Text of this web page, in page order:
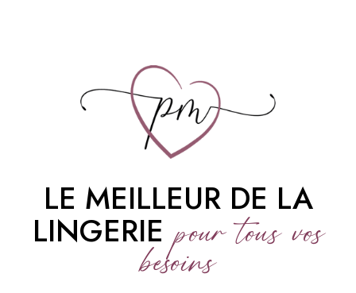
LE MEILLEUR DE LA
LINGERIE pour tous vos
besoins